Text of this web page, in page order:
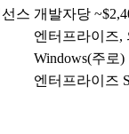
스 개발자당
엔터프라이즈,
Windows(주로)
엔터프라이즈